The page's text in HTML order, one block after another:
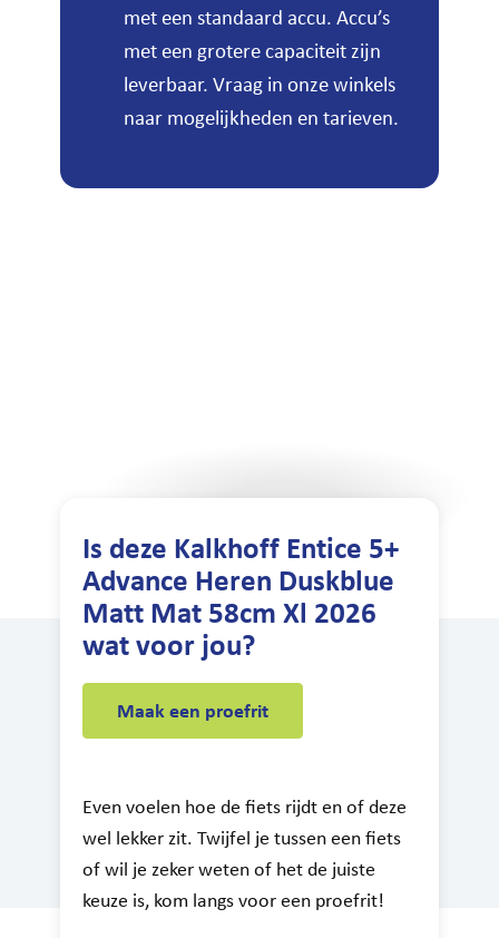
met een standaard accu. Accu’s
met een grotere capaciteit zijn
leverbaar. Vraag in onze winkels
naar mogelijkheden en tarieven.
Is deze Kalkhoff Entice 5+
Advance Heren Duskblue
Matt Mat 58cm Xl 2026
wat voor jou?
Maak een proefrit
Even voelen hoe de fiets rijdt en of deze
wel lekker zit. Twijfel je tussen een fiets
of wil je zeker weten of het de juiste
keuze is, kom langs voor een proefrit!